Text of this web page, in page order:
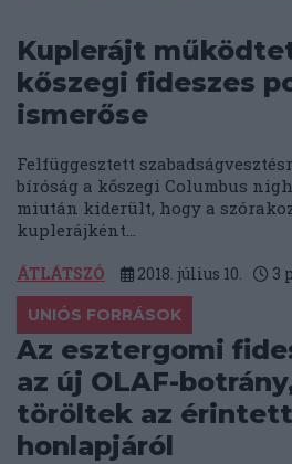
Kuplerájt
kőszegi fideszes
ismerőse
Felfüggesztett
bíróság a kőszegi Columbus
miután kiderült, hogy a
kuplerájként...
ÁTLÁTSZÓ 2018. július 10. 3 p
UNIÓS FORRÁSOK
Az esztergomi
az új OLAF-
töröltek az
honlapjáról